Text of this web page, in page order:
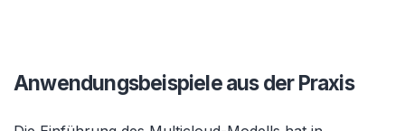
Anwendungsbeispiele aus der Praxis